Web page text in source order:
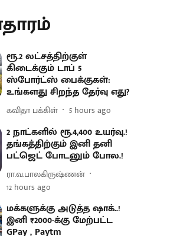
ரூ.2 லட்சத்திற்குள்
கிடைக்கும் டாப் 5
ஸ்போர்ட்ஸ் பைக்குகள்:
உங்களது சிறந்த தேர்வு எது?
கவிதா பக்கிள் 5 hours ago
2 நாட்களில் ரூ.4,400 உயர்வு.!
தங்கத்திற்கும் இனி தனி
பட்ஜெட் போடனும் போல.!
ரா.வ.பாலகிருஷ்ணன்
12 hours ago
மக்களுக்கு அடுத்த ஷாக்..!
இனி ₹2000-க்கு மேற்பட்ட
GPay , Paytm